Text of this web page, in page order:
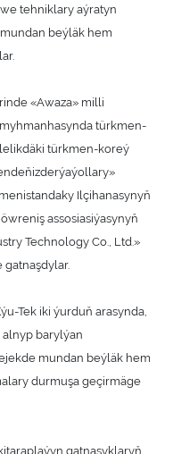
tehniklary aýratyn
beýläk hem
«Awaza» milli
türkmen-
türkmen-koreý
Ilçihanasynyň
assosiasiýasynyň
Technology Co., Ltd.»
Tek iki ýurduň arasynda,
barylýan
mundan beýläk hem
durmuşa geçirmäge
gatnaşyklaryň